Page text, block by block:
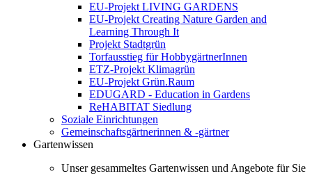
EU-Projekt LIVING GARDENS
EU-Projekt Creating Nature Garden and
Learning Through It
Projekt Stadtgrün
Torfausstieg für HobbygärtnerInnen
ETZ-Projekt Klimagrün
EU-Projekt Grün.Raum
EDUGARD - Education in Gardens
ReHABITAT Siedlung
Soziale Einrichtungen
Gemeinschaftsgärtnerinnen & -gärtner
Gartenwissen
Unser gesammeltes Gartenwissen und Angebote für Sie